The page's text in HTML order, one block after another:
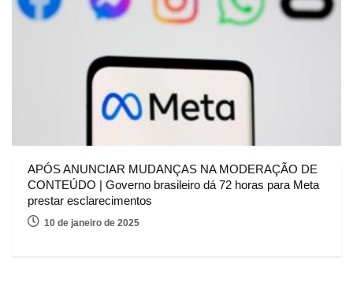
APÓS ANUNCIAR MUDANÇAS NA MODERAÇÃO DE
CONTEÚDO | Governo brasileiro dá 72 horas para Meta
prestar esclarecimentos
10 de janeiro de 2025